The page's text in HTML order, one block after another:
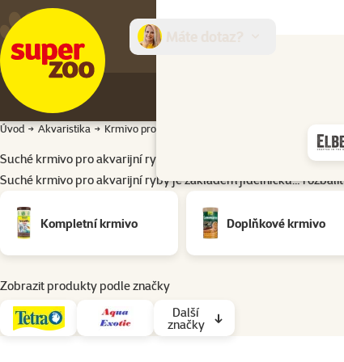
Úvod Akvaristika Krmivo pro ryby
Suché krmivo pro akvarijní ryby
Suché krmivo pro akvarijní ryby je základem jídelníčku…rozbalit
Kompletní krmivo
Doplňkové krmivo
Zobrazit produkty podle značky
Další
značky